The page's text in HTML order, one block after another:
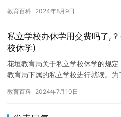
教育百科 2024年8月9日
私立学校办休学用交费吗了,
校休学)
花垣教育局关于私立学校休学的规
教育局下属的私立学校进行就读。
…
教育百科 2024年7月10日